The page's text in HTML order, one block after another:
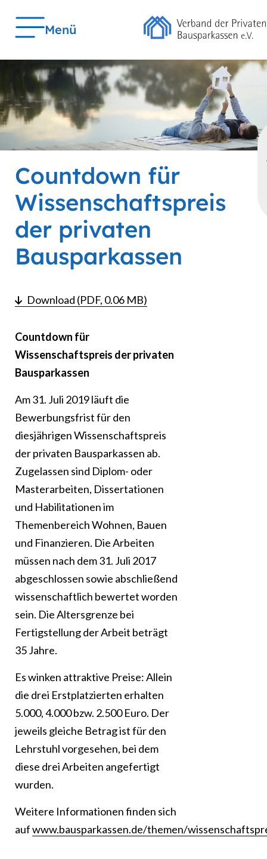
Menü
Countdown für
Wissenschaftspreis
der privaten
Bausparkassen
Download (PDF, 0.06 MB)
Countdown für
Wissenschaftspreis der privaten
Bausparkassen
Am 31. Juli 2019 läuft die
Bewerbungsfrist für den
diesjährigen Wissenschaftspreis
der privaten Bausparkassen ab.
Zugelassen sind Diplom- oder
Masterarbeiten, Dissertationen
und Habilitationen im
Themenbereich Wohnen, Bauen
und Finanzieren. Die Arbeiten
müssen nach dem 31. Juli 2017
abgeschlossen sowie abschließend
wissenschaftlich bewertet worden
sein. Die Altersgrenze bei
Fertigstellung der Arbeit beträgt
35 Jahre.
Es winken attraktive Preise: Allein
die drei Erstplatzierten erhalten
5.000, 4.000 bzw. 2.500 Euro. Der
jeweils gleiche Betrag ist für den
Lehrstuhl vorgesehen, bei dem
diese drei Arbeiten angefertigt
wurden.
Weitere Informationen finden sich
aufwww.bausparkassen.de/themen/